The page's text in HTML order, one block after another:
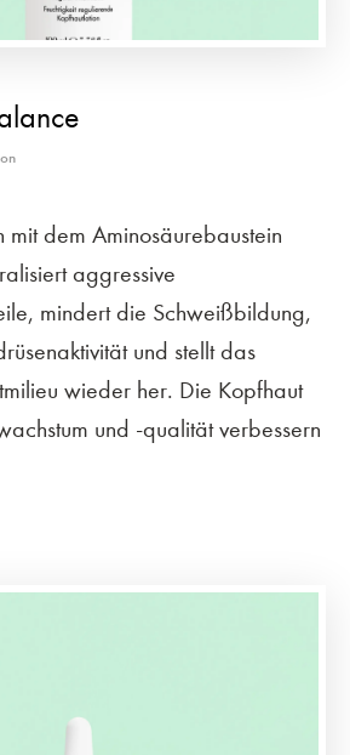
mit dem Aminosäurebaustein
aggressive
mindert die Schweißbildung,
und stellt das
wieder her. Die Kopfhaut
und -qualität verbessern